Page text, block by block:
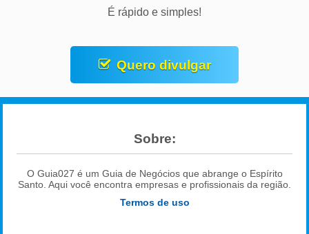
É rápido e simples!
Quero divulgar
Sobre:
O Guia027 é um Guia de Negócios que abrange o Espírito
Santo. Aqui você encontra empresas e profissionais da região.
Termos de uso